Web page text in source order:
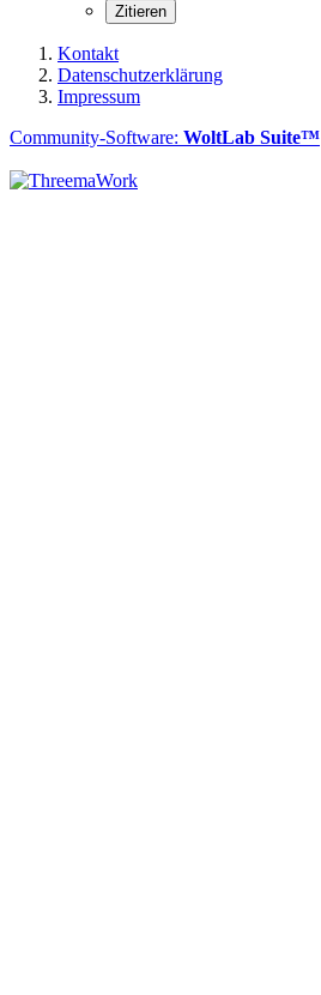
Zitieren
Kontakt
Datenschutzerklärung
Impressum
Community-Software: WoltLab Suite™